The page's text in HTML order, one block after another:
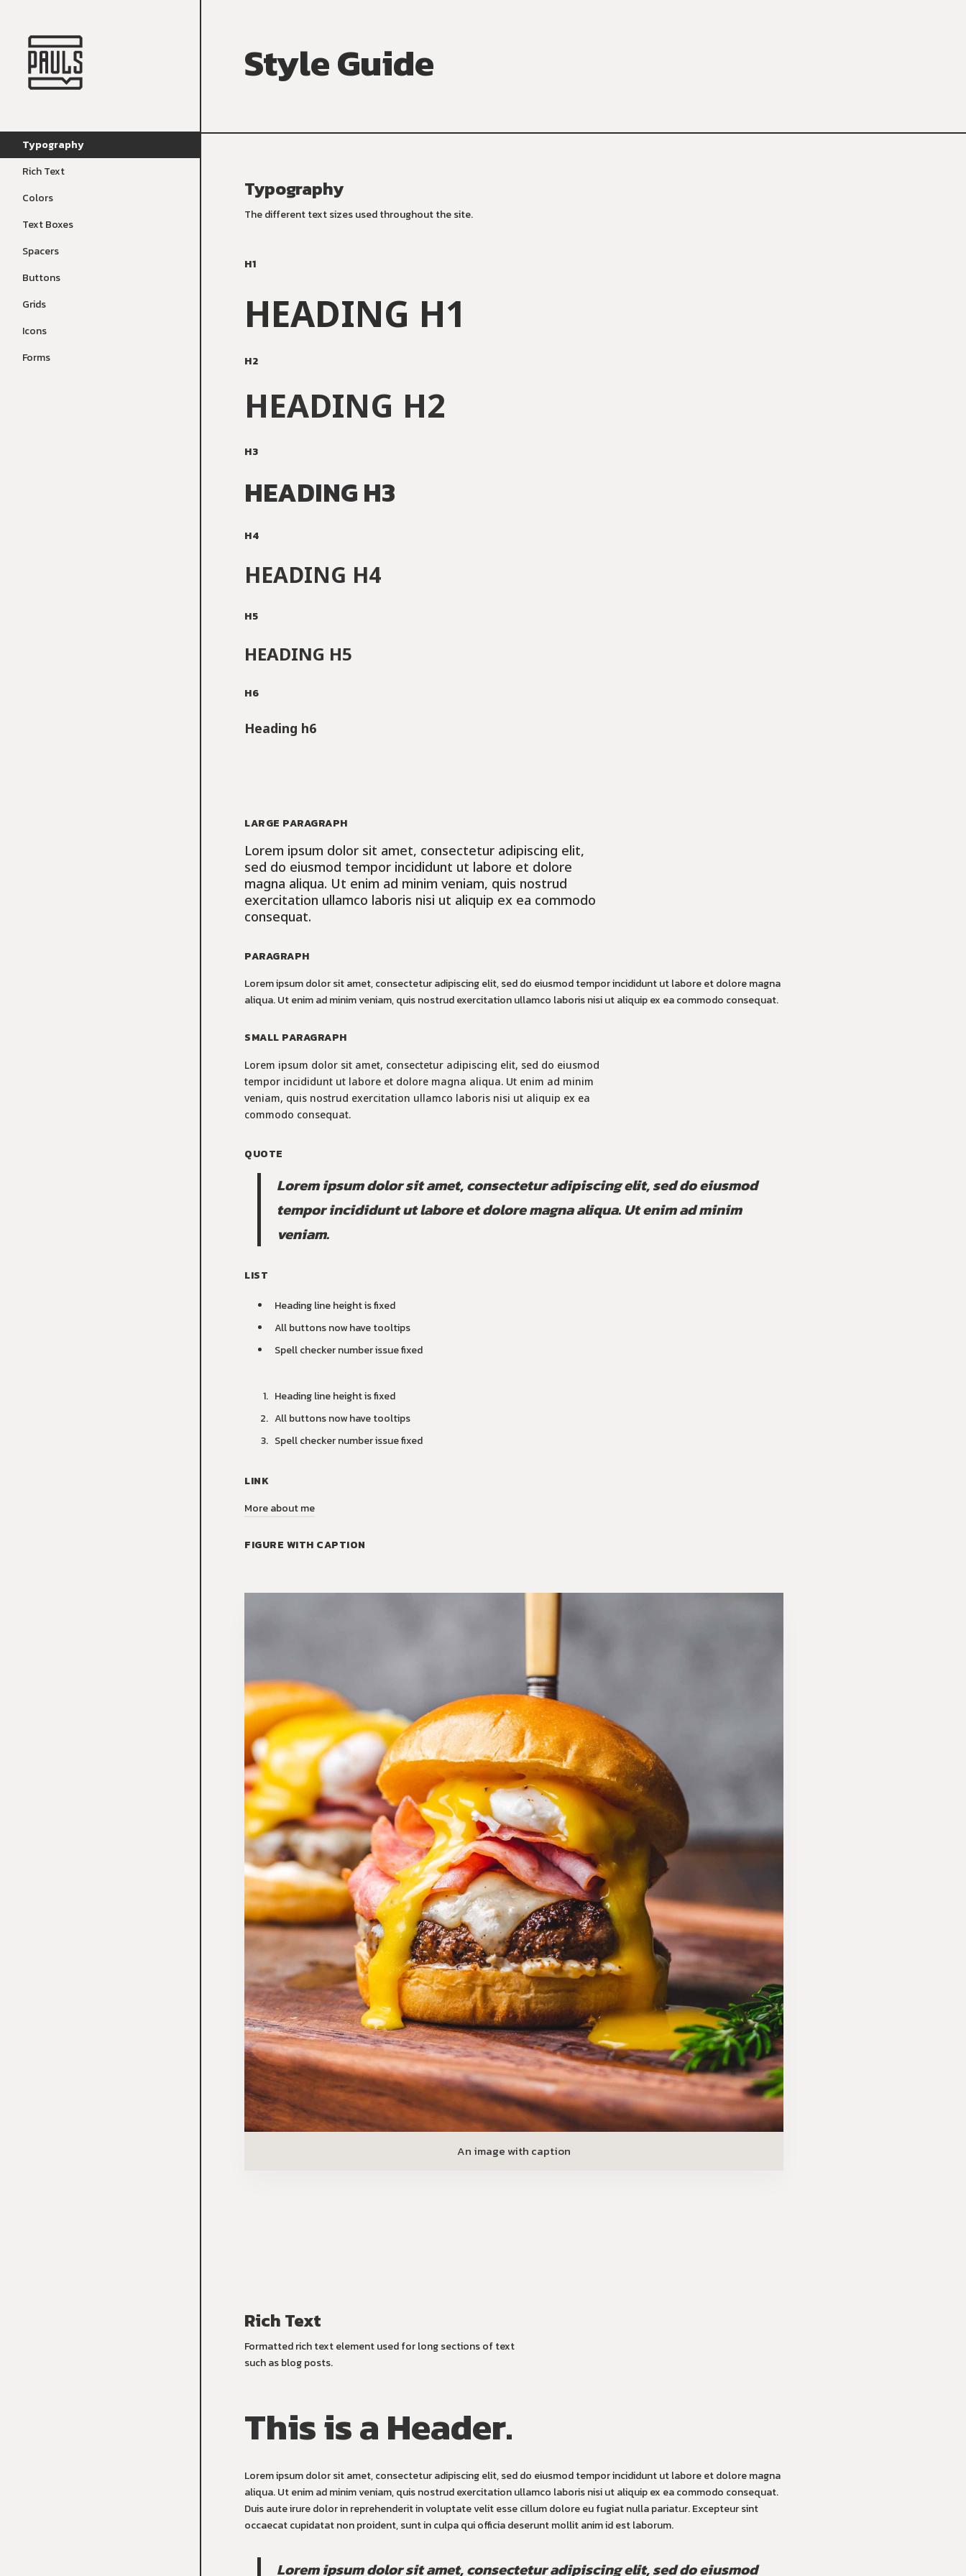
Typography
Rich Text
Colors
Text Boxes
Spacers
Buttons
Grids
Icons
Forms
StyleGuide
Typography
The different text sizes used throughout the site.
H1
HEADING H1
H2
HEADING H2
H3
HEADING H3
H4
HEADING H4
H5
HEADING H5
H6
Heading h6
LARGE PARAGRAPH
Lorem ipsum dolor sit amet, consectetur adipiscing elit,
sed do eiusmod tempor incididunt ut labore et dolore
magna aliqua. Ut enim ad minim veniam, quis nostrud
exercitation ullamco laboris nisi ut aliquip ex ea commodo
consequat.
PARAGRAPH
Lorem ipsum dolor sit amet, consectetur adipiscing elit, sed do eiusmod tempor incididunt ut labore et dolore magna
aliqua. Ut enim ad minim veniam, quis nostrud exercitation ullamco laboris nisi ut aliquip ex ea commodo consequat.
SMALL PARAGRAPH
Lorem ipsum dolor sit amet, consectetur adipiscing elit, sed do eiusmod
tempor incididunt ut labore et dolore magna aliqua. Ut enim ad minim
veniam, quis nostrud exercitation ullamco laboris nisi ut aliquip ex ea
commodo consequat.
QUOTE
Lorem ipsum dolor sit amet, consectetur adipiscing elit, sed do eiusmod
tempor incididunt ut labore et dolore magna aliqua. Ut enim ad minim
veniam.
LIST
Heading line height is fixed
All buttons now have tooltips
Spell checker number issue fixed
Heading line height is fixed
All buttons now have tooltips
Spell checker number issue fixed
LINK
More about me
FIGURE WITH CAPTION
An image with caption
Rich Text
Formatted rich text element used for long sections of text
such as blog posts.
This is a Header.
Lorem ipsum dolor sit amet, consectetur adipiscing elit, sed do eiusmod tempor incididunt ut labore et dolore magna
aliqua. Ut enim ad minim veniam, quis nostrud exercitation ullamco laboris nisi ut aliquip ex ea commodo consequat.
Duis aute irure dolor in reprehenderit in voluptate velit esse cillum dolore eu fugiat nulla pariatur. Excepteur sint
occaecat cupidatat non proident, sunt in culpa qui officia deserunt mollit anim id est laborum.
Lorem ipsum dolor sit amet, consectetur adipiscing elit, sed do eiusmod